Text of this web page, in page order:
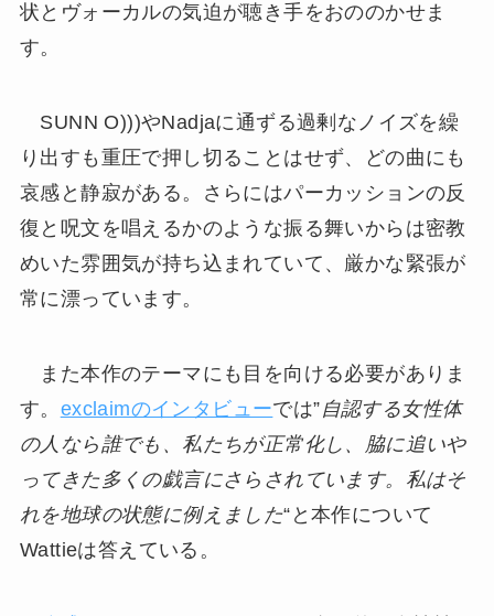
状とヴォーカルの気迫が聴き手をおののかせま
す。
SUNN O)))やNadjaに通ずる過剰なノイズを繰
り出すも重圧で押し切ることはせず、どの曲にも
哀感と静寂がある。さらにはパーカッションの反
復と呪文を唱えるかのような振る舞いからは密教
めいた雰囲気が持ち込まれていて、厳かな緊張が
常に漂っています。
また本作のテーマにも目を向ける必要がありま
す。 exclaimのインタビューでは”自認する女性体
の人なら誰でも、私たちが正常化し、脇に追いや
ってきた多くの戯言にさらされています。私はそ
れを地球の状態に例えました“と本作について
Wattieは答えている。